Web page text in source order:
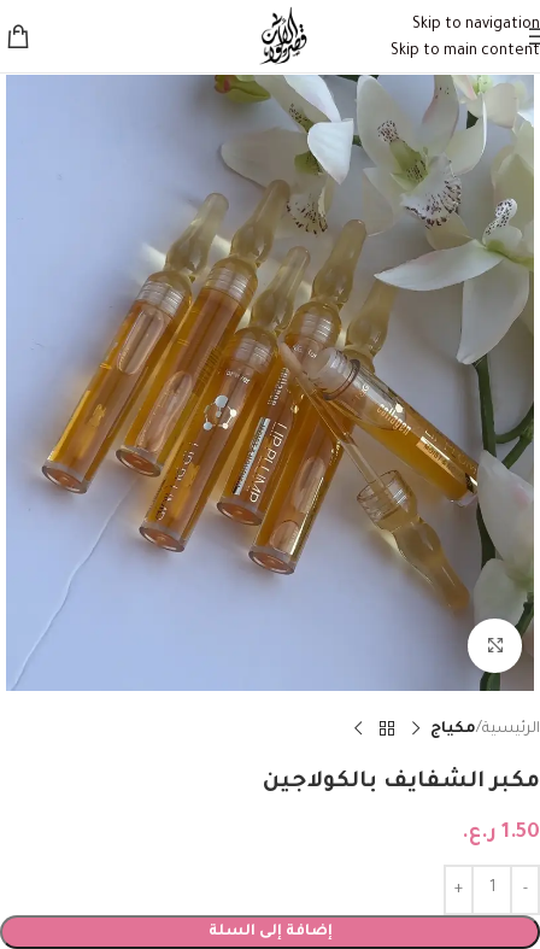
Skip to navigation
Skip to main content
Click to enlarge
الرئيسية مكياج
مكبر الشفايف بالكولاجين
1.50 ر.ع.
إضافة إلى السلة